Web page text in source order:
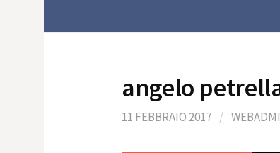
angelo
11 FEBBRAIO 2017 /